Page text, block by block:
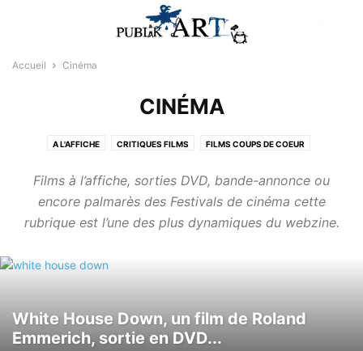
Accueil Cinéma
CINÉMA
A L'AFFICHE CRITIQUES FILMS FILMS COUPS DE COEUR
Films à l’affiche, sorties DVD, bande-annonce ou
encore palmarès des Festivals de cinéma cette
rubrique est l’une des plus dynamiques du webzine.
White House Down, un film de Roland
Emmerich, sortie en DVD...